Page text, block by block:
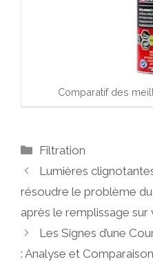
Comparatif des
Catégories
Filtration
Lumières
résoudre le problème
après le remplissage
Les Signes d’une
: Analyse et